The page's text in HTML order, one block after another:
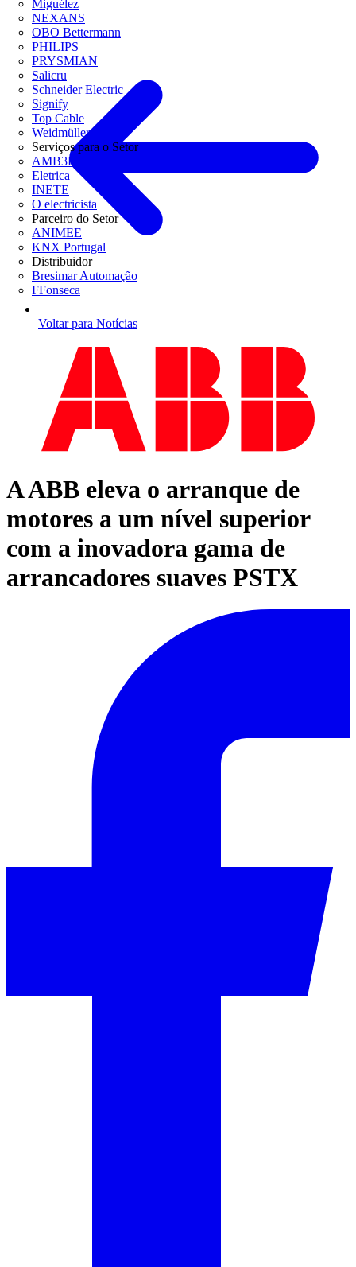
Miguélez
NEXANS
OBO Bettermann
PHILIPS
PRYSMIAN
Salicru
Schneider Electric
Signify
Top Cable
Weidmüller
Serviços para o Setor
AMB3E
Eletrica
INETE
O electricista
Parceiro do Setor
ANIMEE
KNX Portugal
Distribuidor
Bresimar Automação
FFonseca
Voltar para Notícias
A ABB eleva o arranque de
motores a um nível superior
com a inovadora gama de
arrancadores suaves PSTX